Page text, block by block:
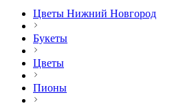
Цветы Нижний Новгород
Букеты
Цветы
Пионы